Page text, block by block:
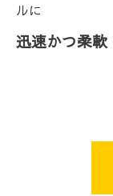
ルに
迅速かつ柔軟